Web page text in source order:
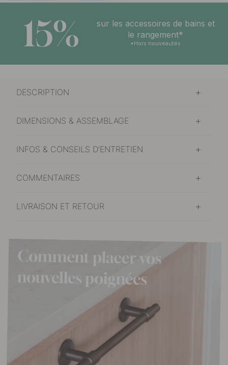
15%
sur les accessoires de bains et
le rangement*
*Hors nouveautés
DESCRIPTION
DIMENSIONS & ASSEMBLAGE
INFOS & CONSEILS D'ENTRETIEN
COMMENTAIRES
LIVRAISON ET RETOUR